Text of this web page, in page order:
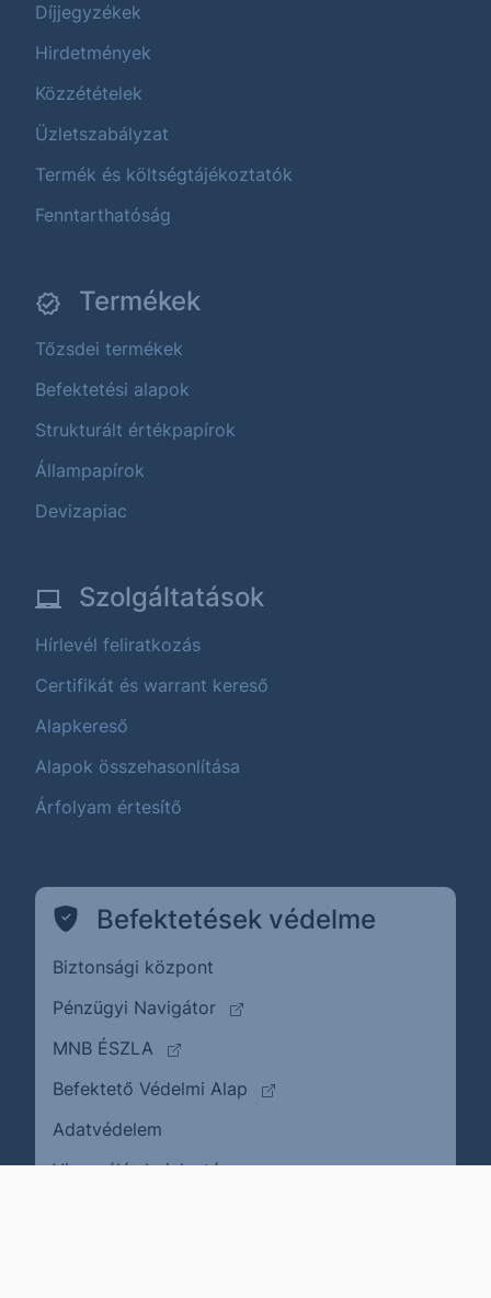
Díjjegyzékek
Hirdetmények
Közzétételek
Üzletszabályzat
Termék és költségtájékoztatók
Fenntarthatóság
Termékek
Tőzsdei termékek
Befektetési alapok
Strukturált értékpapírok
Állampapírok
Devizapiac
Szolgáltatások
Hírlevél feliratkozás
Certifikát és warrant kereső
Alapkereső
Alapok összehasonlítása
Árfolyam értesítő
Befektetések védelme
Biztonsági központ
Pénzügyi Navigátor
(külső oldalra ugrik)
MNB ÉSZLA
(külső oldalra ugrik)
Befektető Védelmi Alap
(külső oldalra ugrik)
Adatvédelem
Visszaélés bejelentése(külső oldalra ugrik)